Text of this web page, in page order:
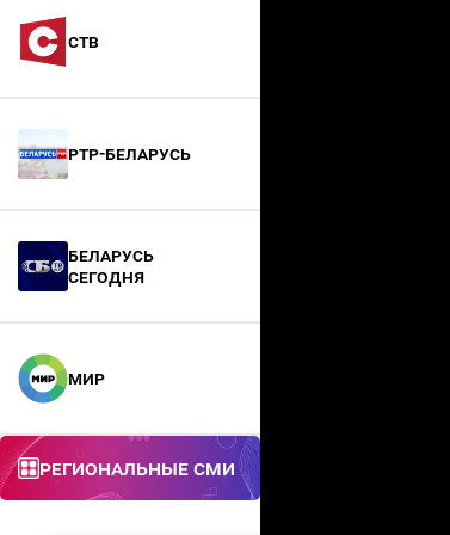
СТВ
РТР-Беларусь
БЕЛАРУСЬ
СЕГОДНЯ
МИР
Региональные СМИ